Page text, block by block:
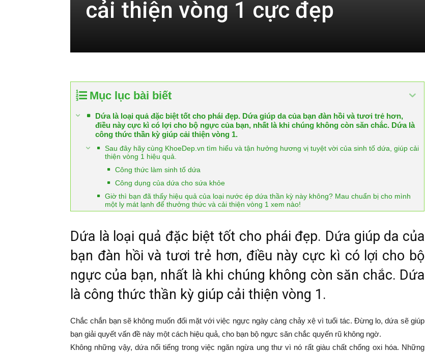
cải thiện vòng 1 cực đẹp
Mục lục bài biết
Dứa là loại quả đặc biệt tốt cho phái đẹp. Dứa giúp da của bạn đàn hồi và tươi trẻ hơn,
điều này cực kì có lợi cho bộ ngực của bạn, nhất là khi chúng không còn săn chắc. Dứa là
công thức thần kỳ giúp cải thiện vòng 1.
Sau đây hãy cùng KhoeDep.vn tìm hiểu và tận hưởng hương vị tuyệt vời của sinh tố dứa, giúp cải
thiện vòng 1 hiệu quả.
Công thức làm sinh tố dứa
Công dụng của dứa cho sứa khỏe
Giờ thì bạn đã thấy hiệu quả của loại nước ép dứa thần kỳ này không? Mau chuẩn bị cho mình
một ly mát lạnh để thưởng thức và cải thiện vòng 1 xem nào!
Dứa là loại quả đặc biệt tốt cho phái đẹp. Dứa giúp da của
bạn đàn hồi và tươi trẻ hơn, điều này cực kì có lợi cho bộ
ngực của bạn, nhất là khi chúng không còn săn chắc. Dứa
là công thức thần kỳ giúp cải thiện vòng 1.
Chắc chắn bạn sẽ không muốn đối mặt với việc ngực ngày càng chảy xệ vì tuổi tác. Đừng lo, dứa sẽ giúp
bạn giải quyết vấn đề này một cách hiệu quả, cho bạn bộ ngực săn chắc quyến rũ không ngờ.
Không những vậy, dứa nổi tiếng trong việc ngăn ngừa ung thư vì nó rất giàu chất chống oxi hóa. Những